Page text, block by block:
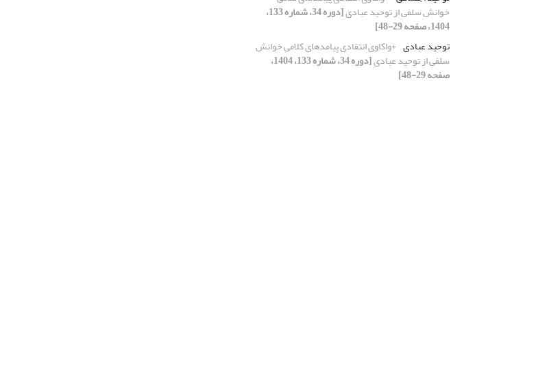
خوانش سلفی از توحید عبادی [دوره 34، شماره 133،
1404، صفحه 29-48]
توحید عبادی +واکاوی انتقادی پیامدهای کلامی خوانش
سلفی از توحید عبادی [دوره 34، شماره 133، 1404،
صفحه 29-48]